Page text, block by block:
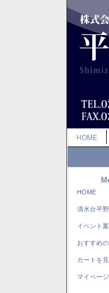
HOME
HOME
清水台平
イベント
おすすめ
カートを
マイペー